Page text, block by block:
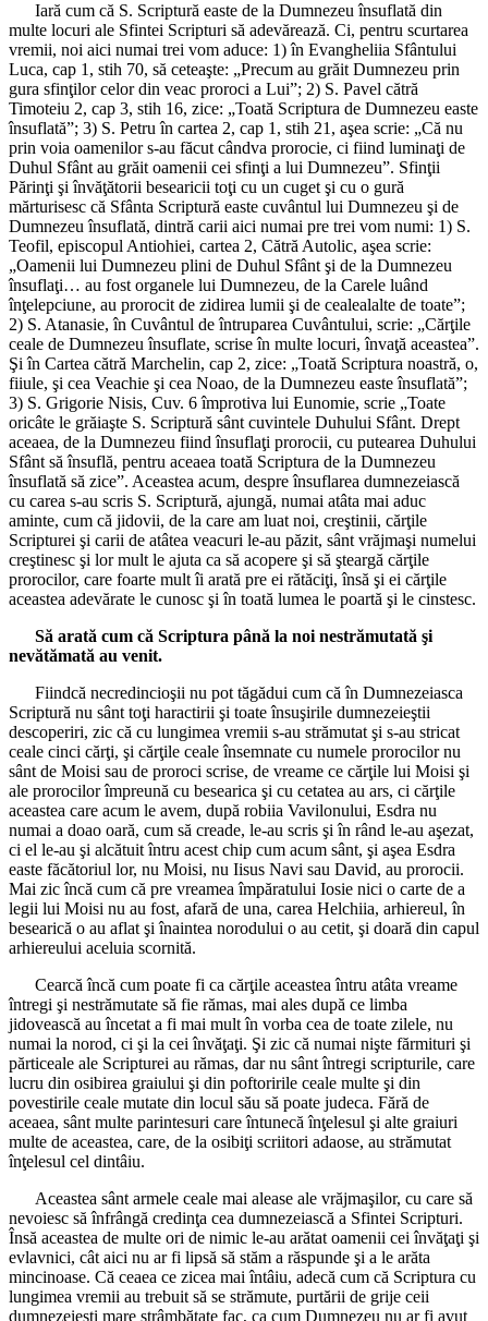
Iară cum că S. Scriptură easte de la Dumnezeu însuflată din
multe locuri ale Sfintei Scripturi să adevărează. Ci, pentru scurtarea
vremii, noi aici numai trei vom aduce: 1) în Evangheliia Sfântului
Luca, cap 1, stih 70, să ceteaşte: „Precum au grăit Dumnezeu prin
gura sfinţilor celor din veac proroci a Lui”; 2) S. Pavel cătră
Timoteiu 2, cap 3, stih 16, zice: „Toată Scriptura de Dumnezeu easte
însuflată”; 3) S. Petru în cartea 2, cap 1, stih 21, aşea scrie: „Că nu
prin voia oamenilor s-au făcut cândva prorocie, ci fiind luminaţi de
Duhul Sfânt au grăit oamenii cei sfinţi a lui Dumnezeu”. Sfinţii
Părinţi şi învăţătorii besearicii toţi cu un cuget şi cu o gură
mărturisesc că Sfânta Scriptură easte cuvântul lui Dumnezeu şi de
Dumnezeu însuflată, dintră carii aici numai pre trei vom numi: 1) S.
Teofil, episcopul Antiohiei, cartea 2, Cătră Autolic, aşea scrie:
„Oamenii lui Dumnezeu plini de Duhul Sfânt şi de la Dumnezeu
însuflaţi… au fost organele lui Dumnezeu, de la Carele luând
înţelepciune, au prorocit de zidirea lumii şi de cealealalte de toate”;
2) S. Atanasie, în Cuvântul de întruparea Cuvântului, scrie: „Cărţile
ceale de Dumnezeu însuflate, scrise în multe locuri, învaţă aceastea”.
Şi în Cartea cătră Marchelin, cap 2, zice: „Toată Scriptura noastră, o,
fiiule, şi cea Veachie şi cea Noao, de la Dumnezeu easte însuflată”;
3) S. Grigorie Nisis, Cuv. 6 împrotiva lui Eunomie, scrie „Toate
oricâte le grăiaşte S. Scriptură sânt cuvintele Duhului Sfânt. Drept
aceaea, de la Dumnezeu fiind însuflaţi prorocii, cu putearea Duhului
Sfânt să însuflă, pentru aceaea toată Scriptura de la Dumnezeu
însuflată să zice”. Aceastea acum, despre însuflarea dumnezeiască
cu carea s-au scris S. Scriptură, ajungă, numai atâta mai aduc
aminte, cum că jidovii, de la care am luat noi, creştinii, cărţile
Scripturei şi carii de atâtea veacuri le-au păzit, sânt vrăjmaşi numelui
creştinesc şi lor mult le ajuta ca să acopere şi să şteargă cărţile
prorocilor, care foarte mult îi arată pre ei rătăciţi, însă şi ei cărţile
aceastea adevărate le cunosc şi în toată lumea le poartă şi le cinstesc.
Să arată cum că Scriptura până la noi nestrămutată şi
nevătămată au venit.
Fiindcă necredincioşii nu pot tăgădui cum că în Dumnezeiasca
Scriptură nu sânt toţi haractirii şi toate însuşirile dumnezeieştii
descoperiri, zic că cu lungimea vremii s-au strămutat şi s-au stricat
ceale cinci cărţi, şi cărţile ceale însemnate cu numele prorocilor nu
sânt de Moisi sau de proroci scrise, de vreame ce cărţile lui Moisi şi
ale prorocilor împreună cu besearica şi cu cetatea au ars, ci cărţile
aceastea care acum le avem, după robiia Vavilonului, Esdra nu
numai a doao oară, cum să creade, le-au scris şi în rând le-au aşezat,
ci el le-au şi alcătuit întru acest chip cum acum sânt, şi aşea Esdra
easte făcătoriul lor, nu Moisi, nu Iisus Navi sau David, au prorocii.
Mai zic încă cum că pre vreamea împăratului Iosie nici o carte de a
legii lui Moisi nu au fost, afară de una, carea Helchiia, arhiereul, în
besearică o au aflat şi înaintea norodului o au cetit, şi doară din capul
arhiereului aceluia scornită.
Cearcă încă cum poate fi ca cărţile aceastea întru atâta vreame
întregi şi nestrămutate să fie rămas, mai ales după ce limba
jidovească au încetat a fi mai mult în vorba cea de toate zilele, nu
numai la norod, ci şi la cei învăţaţi. Şi zic că numai nişte fărmituri şi
părticeale ale Scripturei au rămas, dar nu sânt întregi scripturile, care
lucru din osibirea graiului şi din poftoririle ceale multe şi din
povestirile ceale mutate din locul său să poate judeca. Fără de
aceaea, sânt multe parintesuri care întunecă înţelesul şi alte graiuri
multe de aceastea, care, de la osibiţi scriitori adaose, au strămutat
înţelesul cel dintâiu.
Aceastea sânt armele ceale mai alease ale vrăjmaşilor, cu care să
nevoiesc să înfrângă credinţa cea dumnezeiască a Sfintei Scripturi.
Însă aceastea de multe ori de nimic le-au arătat oamenii cei învăţaţi şi
evlavnici, cât aici nu ar fi lipsă să stăm a răspunde şi a le arăta
mincinoase. Că ceaea ce zicea mai întâiu, adecă cum că Scriptura cu
lungimea vremii au trebuit să se strămute, purtării de grije ceii
dumnezeieşti mare strâmbătate fac, ca cum Dumnezeu nu ar fi avut